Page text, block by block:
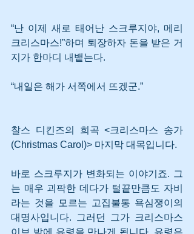
“난 이제 새로 태어난 스크루지야, 메리
크리스마스!”하며 퇴장하자 돈을 받은 거
지가 한마디 내뱉는다.
“내일은 해가 서쪽에서 뜨겠군.”
찰스 디킨즈의 희곡 <크리스마스 송가
(Christmas Carol)> 마지막 대목입니다.
바로 스크루지가 변화되는 이야기죠. 그
는 매우 괴팍한 데다가 털끝만큼도 자비
라는 것을 모르는 고집불통 욕심쟁이의
대명사입니다. 그러던 그가 크리스마스
이브 밤에 유령을 만나게 됩니다. 유령은